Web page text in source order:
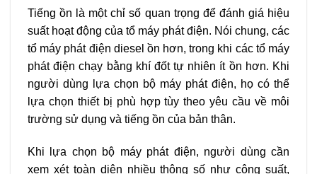
Tiếng ồn là một chỉ số quan trọng để đánh giá hiệu
suất hoạt động của tổ máy phát điện. Nói chung, các
tổ máy phát điện diesel ồn hơn, trong khi các tổ máy
phát điện chạy bằng khí đốt tự nhiên ít ồn hơn. Khi
người dùng lựa chọn bộ máy phát điện, họ có thể
lựa chọn thiết bị phù hợp tùy theo yêu cầu về môi
trường sử dụng và tiếng ồn của bản thân.
Khi lựa chọn bộ máy phát điện, người dùng cần
xem xét toàn diện nhiều thông số như công suất,